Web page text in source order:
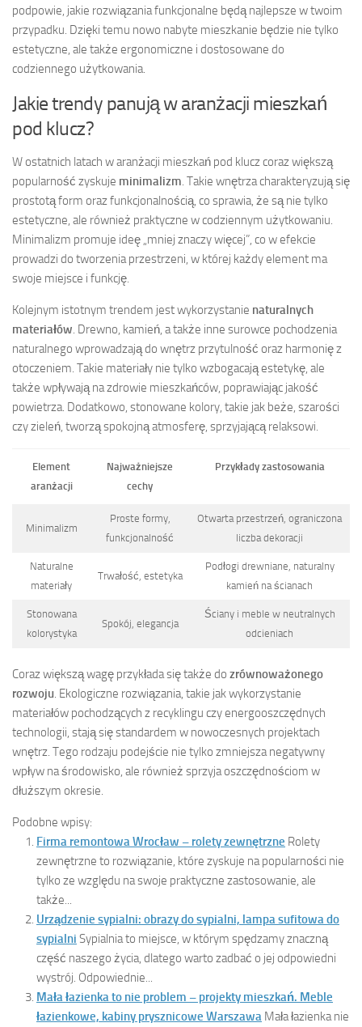
podpowie, jakie rozwiązania funkcjonalne będą najlepsze w twoim
przypadku. Dzięki temu nowo nabyte mieszkanie będzie nie tylko
estetyczne, ale także ergonomiczne i dostosowane do
codziennego użytkowania.
Jakie trendy panują w aranżacji mieszkań
pod klucz?
W ostatnich latach w aranżacji mieszkań pod klucz coraz większą
popularność zyskuje minimalizm. Takie wnętrza charakteryzują się
prostotą form oraz funkcjonalnością, co sprawia, że są nie tylko
estetyczne, ale również praktyczne w codziennym użytkowaniu.
Minimalizm promuje ideę „mniej znaczy więcej”, co w efekcie
prowadzi do tworzenia przestrzeni, w której każdy element ma
swoje miejsce i funkcję.
Kolejnym istotnym trendem jest wykorzystanie naturalnych
materiałów. Drewno, kamień, a także inne surowce pochodzenia
naturalnego wprowadzają do wnętrz przytulność oraz harmonię z
otoczeniem. Takie materiały nie tylko wzbogacają estetykę, ale
także wpływają na zdrowie mieszkańców, poprawiając jakość
powietrza. Dodatkowo, stonowane kolory, takie jak beże, szarości
czy zieleń, tworzą spokojną atmosferę, sprzyjającą relaksowi.
Element
aranżacji
Najważniejsze
cechy
Przykłady zastosowania
Minimalizm
Proste formy,
funkcjonalność
Otwarta przestrzeń, ograniczona
liczba dekoracji
Naturalne
materiały
Trwałość, estetyka
Podłogi drewniane, naturalny
kamień na ścianach
Stonowana
kolorystyka
Spokój, elegancja
Ściany i meble w neutralnych
odcieniach
Coraz większą wagę przykłada się także do zrównoważonego
rozwoju. Ekologiczne rozwiązania, takie jak wykorzystanie
materiałów pochodzących z recyklingu czy energooszczędnych
technologii, stają się standardem w nowoczesnych projektach
wnętrz. Tego rodzaju podejście nie tylko zmniejsza negatywny
wpływ na środowisko, ale również sprzyja oszczędnościom w
dłuższym okresie.
Podobne wpisy:
Firma remontowa Wrocław – rolety zewnętrzne Rolety
zewnętrzne to rozwiązanie, które zyskuje na popularności nie
tylko ze względu na swoje praktyczne zastosowanie, ale
także...
Urządzenie sypialni: obrazy do sypialni, lampa sufitowa do
sypialni Sypialnia to miejsce, w którym spędzamy znaczną
część naszego życia, dlatego warto zadbać o jej odpowiedni
wystrój. Odpowiednie...
Mała łazienka to nie problem – projekty mieszkań. Meble
łazienkowe, kabiny prysznicowe Warszawa Mała łazienka nie